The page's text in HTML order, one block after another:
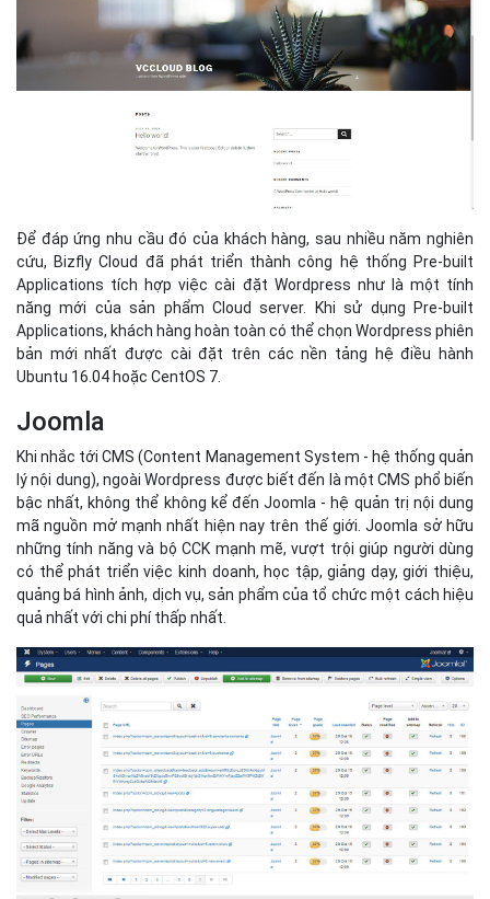
cứu, Bizfly Cloud đã phát triển thành công hệ thống Pre-built
Applications tích hợp việc cài đặt Wordpress như là một tính
năng mới của sản phẩm Cloud server. Khi sử dụng Pre-built
Applications, khách hàng hoàn toàn có thể chọn Wordpress phiên
Ubuntu 16.04 hoặc CentOS 7.
Khi nhắc tới CMS (Content Management System - hệ thống quản
lý nội dung), ngoài Wordpress được biết đến là một CMS phổ biến
bậc nhất, không thể không kể đến Joomla - hệ quản trị nội dung
mã nguồn mở mạnh nhất hiện nay trên thế giới. Joomla sở hữu
những tính năng và bộ CCK mạnh mẽ, vượt trội giúp người dùng
có thể phát triển việc kinh doanh, học tập, giảng dạy, giới thiệu,
quảng bá hình ảnh, dịch vụ, sản phẩm của tổ chức một cách hiệu
quả nhất với chi phí thấp nhất.
Joomlalà lựa chọn ưa thích của các developers chuyên nghiệp
và người dùng có yêu cầu cao vì tính linh hoạt trong việc hiển thị
các loại nội dung khác nhau và quản lý người dùng. Để đáp ứng
nhu cầu sử dụng này, hiện tại Bizfly Cloud đã phát triển hệ thống
Pre-built Applications tích hợp việc cài đặt Joomla như là một
tính năng của sản phẩm Cloud server. Khi sử dụng Pre-built
Applications, khách hàng hoàn toàn có thể lựa chọn cài đặt
Joomla phiên bản mới nhất, được cài đặt trên các nền tảng hệ
điều hành Ubuntu 16.04 hoặc CentOS 7.